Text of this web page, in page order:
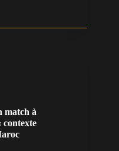
match à
contexte